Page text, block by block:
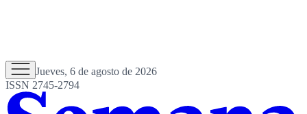
Jueves, 6 de agosto de 2026
ISSN 2745-2794